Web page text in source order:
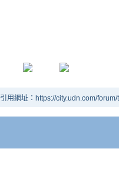
引用網址：https://city.udn.com/